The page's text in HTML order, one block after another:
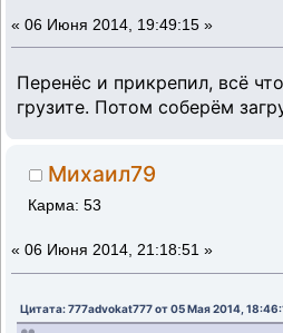
« 06 Июня 2014, 19:49:15 »
Перенёс и прикрепил, всё
грузите. Потом соберём
Михаил79
Карма: 53
« 06 Июня 2014, 21:18:51 »
Цитата: 777advokat777 от 05 Мая 2014,